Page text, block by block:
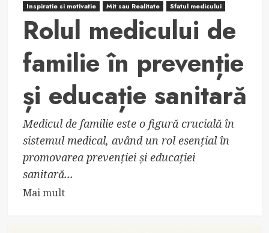
Inspiratie si motivatie Mit sau Realitate Sfatul medicului
Rolul medicului de
familie în prevenție
și educație sanitară
Medicul de familie este o figură crucială în
sistemul medical, având un rol esențial în
promovarea prevenției și educației
sanitară...
Mai multRead